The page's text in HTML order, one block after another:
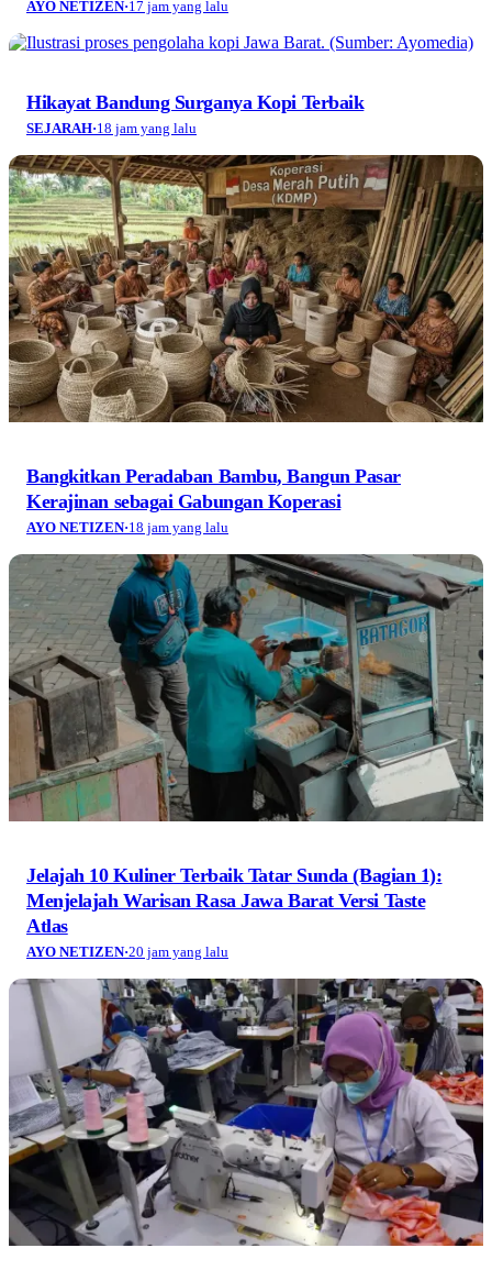
AYO NETIZEN·17 jam yang lalu
Hikayat Bandung Surganya Kopi Terbaik
SEJARAH·18 jam yang lalu
Bangkitkan Peradaban Bambu, Bangun Pasar
Kerajinan sebagai Gabungan Koperasi
AYO NETIZEN·18 jam yang lalu
Jelajah 10 Kuliner Terbaik Tatar Sunda (Bagian 1):
Menjelajah Warisan Rasa Jawa Barat Versi Taste
Atlas
AYO NETIZEN·20 jam yang lalu